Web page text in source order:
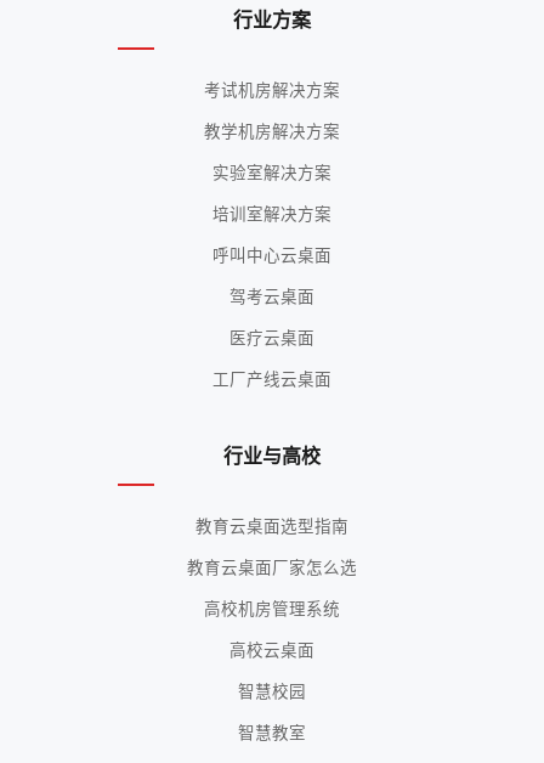
行业方案
考试机房解决方案
教学机房解决方案
实验室解决方案
培训室解决方案
呼叫中心云桌面
驾考云桌面
医疗云桌面
工厂产线云桌面
行业与高校
教育云桌面选型指南
教育云桌面厂家怎么选
高校机房管理系统
高校云桌面
智慧校园
智慧教室